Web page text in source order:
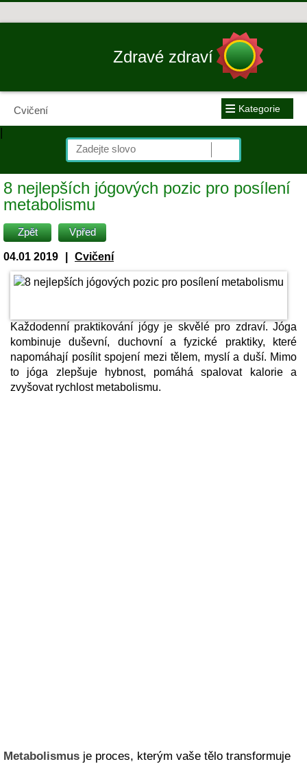
Zdravé zdraví
Cvičení ≡ Kategorie
|
8 nejlepších jógových pozic pro posílení
metabolismu
Zpět Vpřed
04.01 2019 Cvičení
Každodenní praktikování jógy je skvělé pro zdraví. Jóga
kombinuje duševní, duchovní a fyzické praktiky, které
napomáhají posílit spojení mezi tělem, myslí a duší. Mimo
to jóga zlepšuje hybnost, pomáhá spalovat kalorie a
zvyšovat rychlost metabolismu.
Metabolismus je proces, kterým vaše tělo transformuje